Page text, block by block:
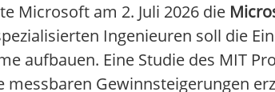
Microsoft am 2. Juli 2026 die
Ingenieuren soll die
aufbauen. Eine Studie des MIT
Gewinnsteigerungen